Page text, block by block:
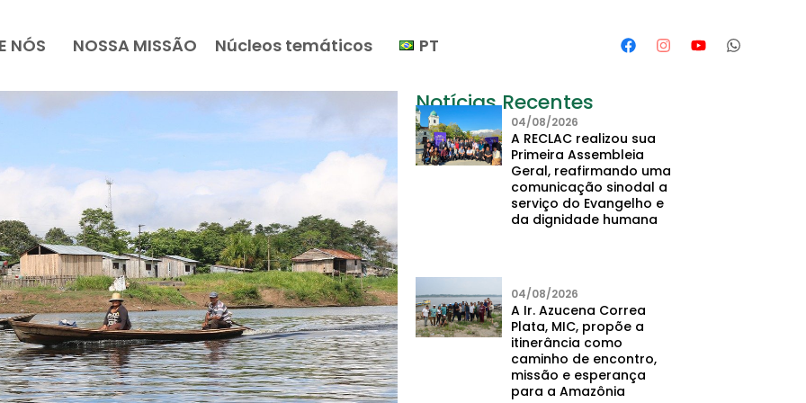
NÓS NOSSA MISSÃO Núcleos temáticos PT
Notícias Recentes
04/08/2026
A RECLAC realizou sua
Primeira Assembleia
Geral, reafirmando uma
comunicação sinodal a
serviço do Evangelho e
da dignidade humana
04/08/2026
A Ir. Azucena Correa
Plata, MIC, propõe a
itinerância como
caminho de encontro,
missão e esperança
para a Amazônia